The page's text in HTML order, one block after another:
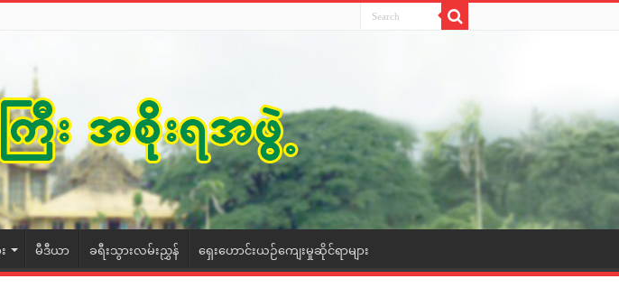
မီဒီယာ ခရီးသွားလမ်းညွှန် ရှေးဟောင်းယဉ်ကျေးမှုဆိုင်ရာများ